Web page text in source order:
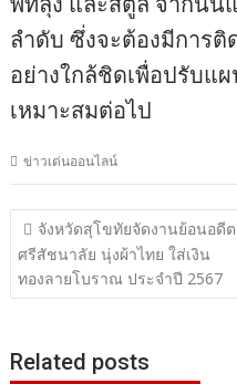
ลำดับ ซึ่งจะต้องมีการ
อย่างใกล้ชิดเพื่อปรับแ
เหมาะสมต่อไป
ข่าวเด่นออนไลน์
แนะแนว
เรื่อง
จังหวัดสุโขทัยจัดงานย้อนอดีต
ศรีสัชนาลัย นุ่งผ้าไทย ใส่เงิน
ทองลายโบราณ ประจำปี 2567
Related posts